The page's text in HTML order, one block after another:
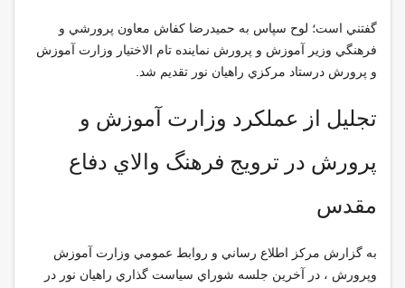
گفتني است؛ لوح سپاس به حميدرضا كفاش معاون پرورشي و
فرهنگي وزير آموزش و پرورش نماينده تام الاختيار وزارت آموزش
و پرورش درستاد مركزي راهيان نور تقديم شد
تجليل از عملكرد وزارت آموزش و
پرورش در ترويج فرهنگ والاي دفاع
مقدس
به گزارش مركز اطلاع رساني و روابط عمومي وزارت آموزش
وپرورش ، در آخرين جلسه شوراي سياست گذاري راهيان نور در